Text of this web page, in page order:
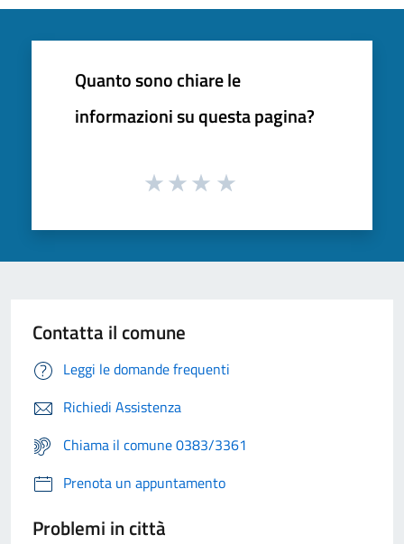
Quanto sono chiare le
informazioni su questa pagina?
Contatta il comune
Leggi le domande frequenti
Richiedi Assistenza
Chiama il comune 0383/3361
Prenota un appuntamento
Problemi in città